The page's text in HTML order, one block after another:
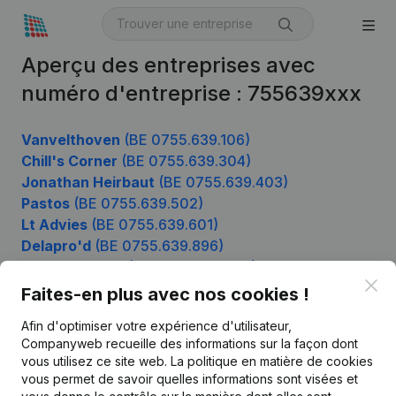
Aperçu des entreprises avec
numéro d'entreprise : 755639xxx
Vanvelthoven (BE 0755.639.106)
Chill's Corner (BE 0755.639.304)
Jonathan Heirbaut (BE 0755.639.403)
Pastos (BE 0755.639.502)
Lt Advies (BE 0755.639.601)
Delapro'd (BE 0755.639.896)
Faites-en plus avec nos cookies !
Afin d'optimiser votre expérience d'utilisateur,
Companyweb recueille des informations sur la façon dont
vous utilisez ce site web. La politique en matière de cookies
vous permet de savoir quelles informations sont visées et
Produit
Informations d’entreprise